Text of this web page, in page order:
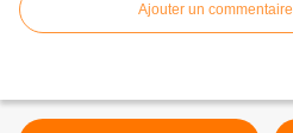
Ajouter un commentaire